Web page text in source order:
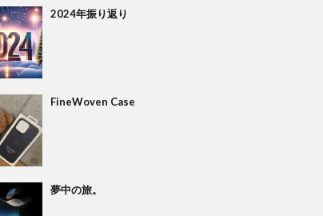
2024年振り返り
FineWoven Case
夢中の旅。